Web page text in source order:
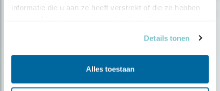
informatie die u aan ze heeft verstrekt of die ze hebben
Details tonen
Alles toestaan